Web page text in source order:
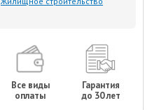
Все виды
оплаты
Гарантия
до 30 лет